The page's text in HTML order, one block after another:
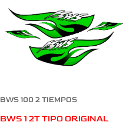
BWS 100 2 TIEMPOS
BWS 1 2T TIPO ORIGINAL